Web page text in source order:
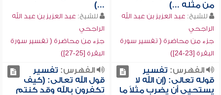
من مثله ...)
للشيخ: عبد العزيز بن عبد الله
الراجحي
جزء من محاضرة ( تفسير سورة
البقرة [23-24])
...)
للشيخ: عبد العزيز بن عبد الله
الراجحي
جزء من محاضرة ( تفسير سورة
البقرة [25-27])
الفهرس: تفسير
قوله تعالى: (إن الله لا
يستحيي أن يضرب مثلاً ما
الفهرس: تفسير
قول الله تعالى: (كيف
تكفرون بالله وقد كنتم